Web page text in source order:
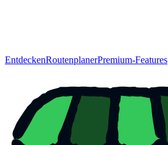
EntdeckenRoutenplanerPremium-Features